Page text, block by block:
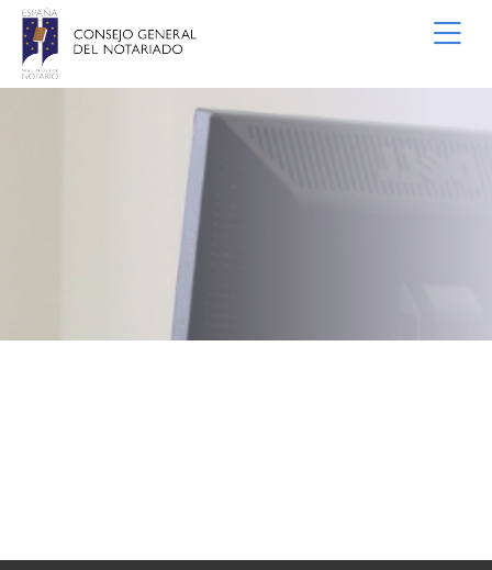
Saltar al contenido principal